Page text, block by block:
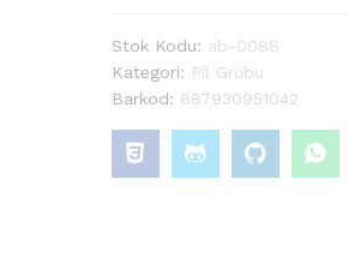
Stok Kodu: ab-0088
Kategori: Pil Grubu
Barkod: 887930951042